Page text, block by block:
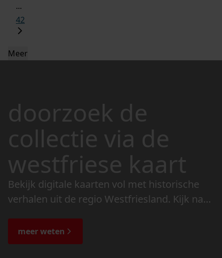
...
42
Meer
doorzoek de
collectie via de
westfriese kaart
Bekijk digitale kaarten vol met historische
verhalen uit de regio Westfriesland. Kijk naar
de bijzondere verhalen.
meer weten